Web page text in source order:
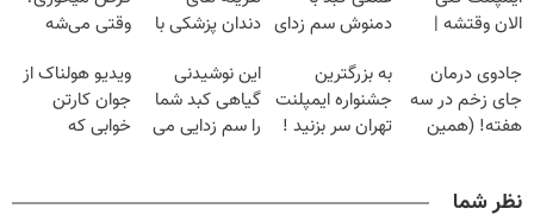
الان وقتشه |
میلیون تومان!!!
دمنوش سم زدای دندان پزشکی با
خانگی
وقتی می‌شه
درمانش کرد؟؟؟؟
جادوی درمان
جای زخم در سه
هفته! (همین
به بزرگترین
جشنواره ایمپلنت
تهران سر بزنید !
این نوشیدنی
گیاهی کبد شما
را سم زدایی می
ویدیو هولناک از
جوان کارتن
خوابی که
نظر شما